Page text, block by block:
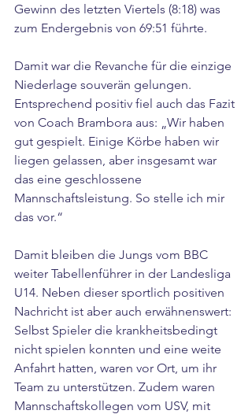
Gewinn des letzten Viertels (8:18) was
zum Endergebnis von 69:51 führte.
Damit war die Revanche für die einzige
Niederlage souverän gelungen.
Entsprechend positiv fiel auch das Fazit
von Coach Brambora aus: „Wir haben
gut gespielt. Einige Körbe haben wir
liegen gelassen, aber insgesamt war
das eine geschlossene
Mannschaftsleistung. So stelle ich mir
das vor.“
Damit bleiben die Jungs vom BBC
weiter Tabellenführer in der Landesliga
U14. Neben dieser sportlich positiven
Nachricht ist aber auch erwähnenswert:
Selbst Spieler die krankheitsbedingt
nicht spielen konnten und eine weite
Anfahrt hatten, waren vor Ort, um ihr
Team zu unterstützen. Zudem waren
Mannschaftskollegen vom USV, mit